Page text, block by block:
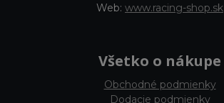
Web: www.racing-shop.sk
Všetko o nákupe
Obchodné podmienky
Dodacie podmienky